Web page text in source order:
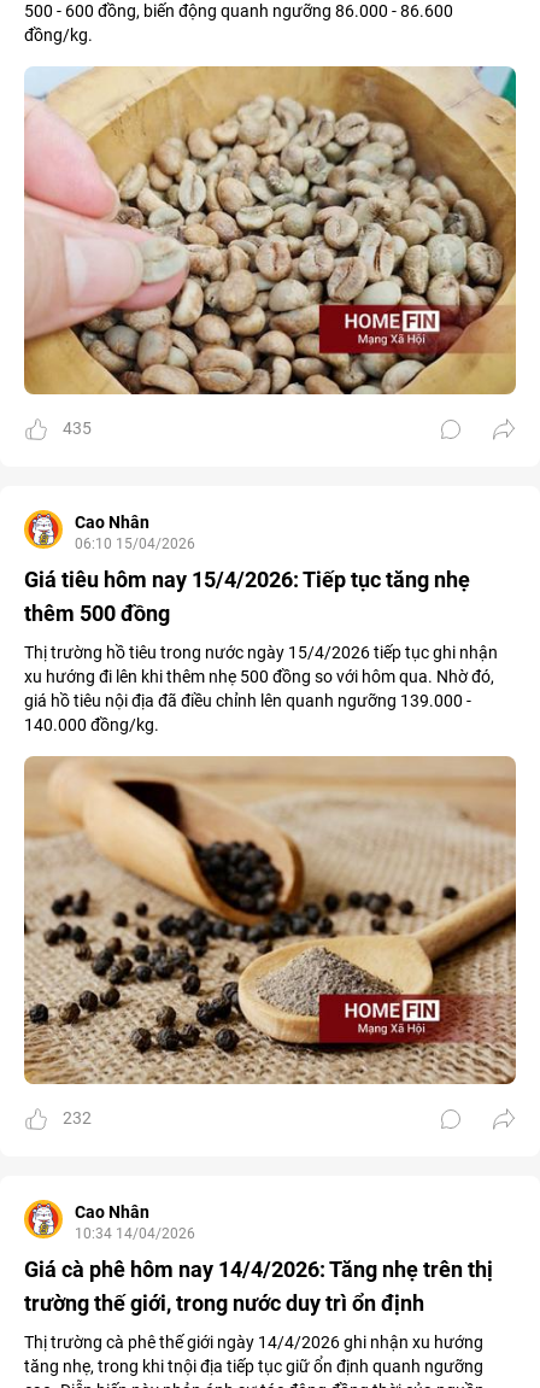
500 - 600 đồng, biến động quanh ngưỡng 86.000 - 86.600
đồng/kg.
435
Cao Nhân
06:10 15/04/2026
Giá tiêu hôm nay 15/4/2026: Tiếp tục tăng nhẹ
thêm 500 đồng
Thị trường hồ tiêu trong nước ngày 15/4/2026 tiếp tục ghi nhận
xu hướng đi lên khi thêm nhẹ 500 đồng so với hôm qua. Nhờ đó,
giá hồ tiêu nội địa đã điều chỉnh lên quanh ngưỡng 139.000 -
140.000 đồng/kg.
232
Cao Nhân
10:34 14/04/2026
Giá cà phê hôm nay 14/4/2026: Tăng nhẹ trên thị
trường thế giới, trong nước duy trì ổn định
Thị trường cà phê thế giới ngày 14/4/2026 ghi nhận xu hướng
tăng nhẹ, trong khi tnội địa tiếp tục giữ ổn định quanh ngưỡng